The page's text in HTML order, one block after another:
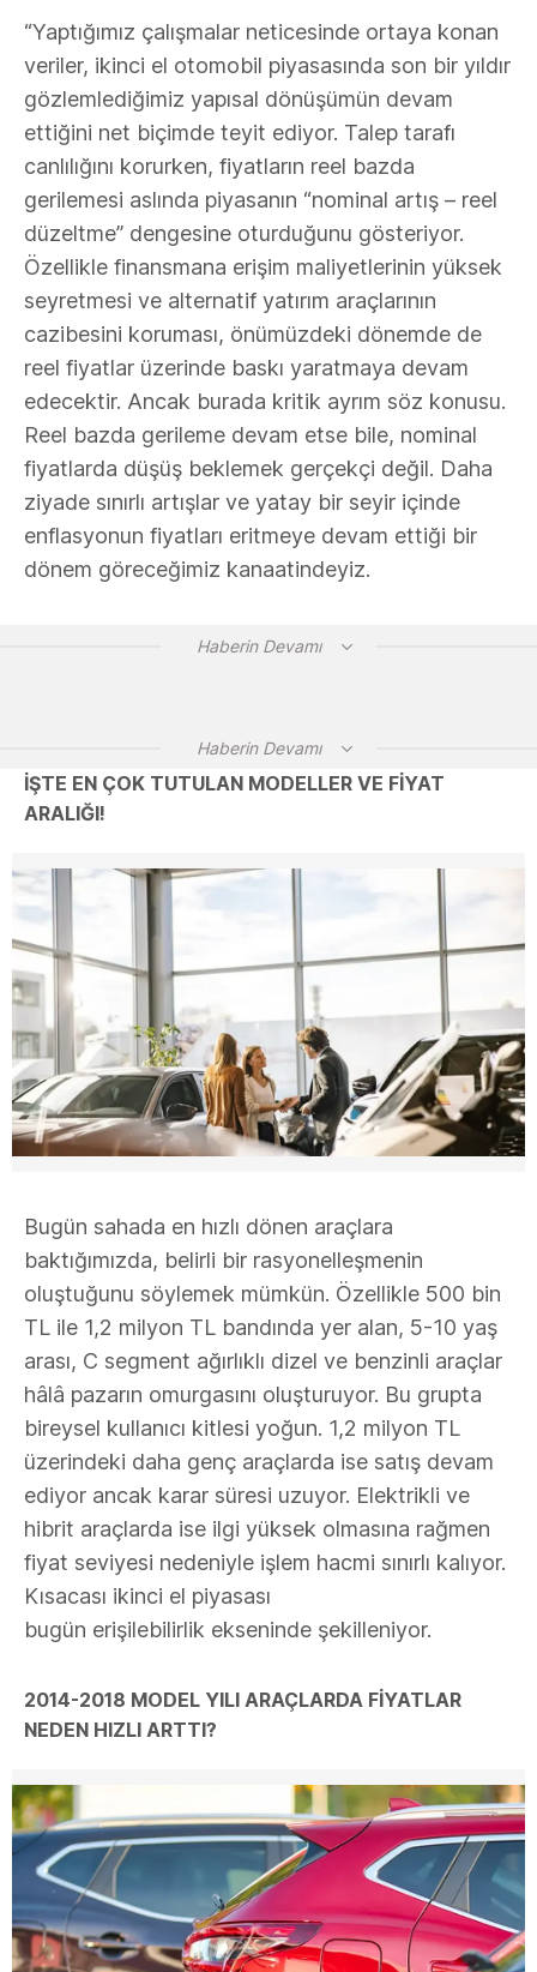
“Yaptığımız çalışmalar neticesinde ortaya konan
veriler, ikinci el otomobil piyasasında son bir yıldır
gözlemlediğimiz yapısal dönüşümün devam
ettiğini net biçimde teyit ediyor. Talep tarafı
canlılığını korurken, fiyatların reel bazda
gerilemesi aslında piyasanın “nominal artış – reel
düzeltme” dengesine oturduğunu gösteriyor.
Özellikle finansmana erişim maliyetlerinin yüksek
seyretmesi ve alternatif yatırım araçlarının
cazibesini koruması, önümüzdeki dönemde de
reel fiyatlar üzerinde baskı yaratmaya devam
edecektir. Ancak burada kritik ayrım söz konusu.
Reel bazda gerileme devam etse bile, nominal
fiyatlarda düşüş beklemek gerçekçi değil. Daha
ziyade sınırlı artışlar ve yatay bir seyir içinde
enflasyonun fiyatları eritmeye devam ettiği bir
dönem göreceğimiz kanaatindeyiz.
Haberin Devamı
Haberin Devamı
İŞTE EN ÇOK TUTULAN MODELLER VE FİYAT
ARALIĞI!
Bugün sahada en hızlı dönen araçlara
baktığımızda, belirli bir rasyonelleşmenin
oluştuğunu söylemek mümkün. Özellikle 500 bin
TL ile 1,2 milyon TL bandında yer alan, 5-10 yaş
arası, C segment ağırlıklı dizel ve benzinli araçlar
hâlâ pazarın omurgasını oluşturuyor. Bu grupta
bireysel kullanıcı kitlesi yoğun. 1,2 milyon TL
üzerindeki daha genç araçlarda ise satış devam
ediyor ancak karar süresi uzuyor. Elektrikli ve
hibrit araçlarda ise ilgi yüksek olmasına rağmen
fiyat seviyesi nedeniyle işlem hacmi sınırlı kalıyor.
Kısacası ikinci el piyasası
bugün erişilebilirlik ekseninde şekilleniyor.
2014-2018 MODEL YILI ARAÇLARDA FİYATLAR
NEDEN HIZLI ARTTI?